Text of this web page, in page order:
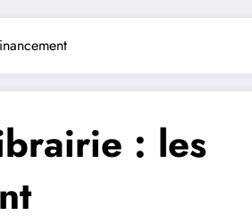
: les